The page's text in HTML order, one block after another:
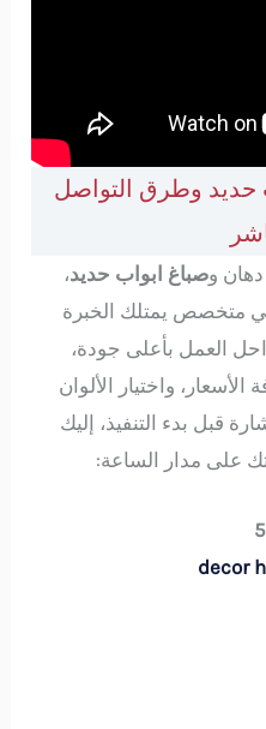
حديد وطرق التواصل
وصباغ ابواب حديد،
متخصص يمتلك الخبرة
العمل بأعلى جودة،
واختيار الألوان
قبل بدء التنفيذ، إليك
على مدار الساعة:
decor